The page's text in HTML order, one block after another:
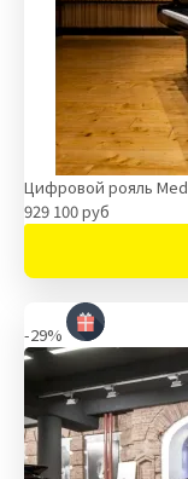
Цифровой рояль
929 100 руб
-29%